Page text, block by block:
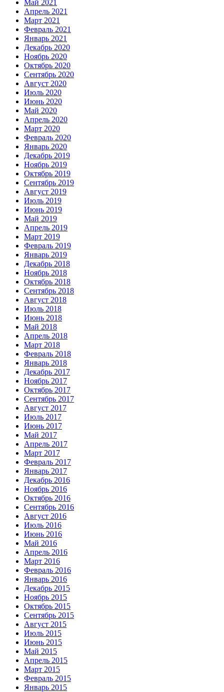
Май 2021
Апрель 2021
Март 2021
Февраль 2021
Январь 2021
Декабрь 2020
Ноябрь 2020
Октябрь 2020
Сентябрь 2020
Август 2020
Июль 2020
Июнь 2020
Май 2020
Апрель 2020
Март 2020
Февраль 2020
Январь 2020
Декабрь 2019
Ноябрь 2019
Октябрь 2019
Сентябрь 2019
Август 2019
Июль 2019
Июнь 2019
Май 2019
Апрель 2019
Март 2019
Февраль 2019
Январь 2019
Декабрь 2018
Ноябрь 2018
Октябрь 2018
Сентябрь 2018
Август 2018
Июль 2018
Июнь 2018
Май 2018
Апрель 2018
Март 2018
Февраль 2018
Январь 2018
Декабрь 2017
Ноябрь 2017
Октябрь 2017
Сентябрь 2017
Август 2017
Июль 2017
Июнь 2017
Май 2017
Апрель 2017
Март 2017
Февраль 2017
Январь 2017
Декабрь 2016
Ноябрь 2016
Октябрь 2016
Сентябрь 2016
Август 2016
Июль 2016
Июнь 2016
Май 2016
Апрель 2016
Март 2016
Февраль 2016
Январь 2016
Декабрь 2015
Ноябрь 2015
Октябрь 2015
Сентябрь 2015
Август 2015
Июль 2015
Июнь 2015
Май 2015
Апрель 2015
Март 2015
Февраль 2015
Январь 2015